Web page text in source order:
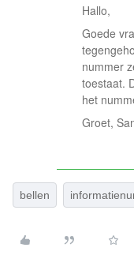
Hallo,
Goede
nummer
toestaat.
het
Groet,
bellen